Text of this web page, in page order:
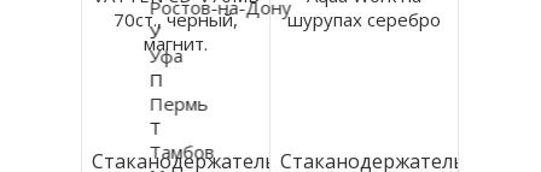
Стаканодержатель Стаканодержатель
Ростов-на-Дону
У
Уфа
П
Пермь
Т
Тамбов